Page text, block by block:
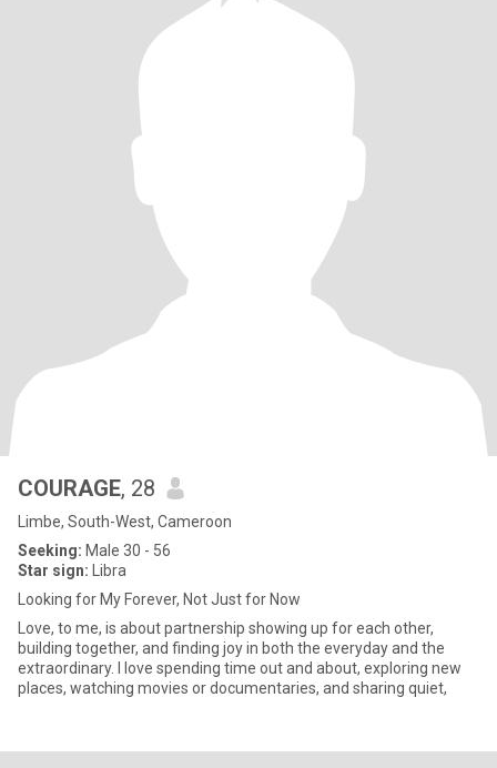
COURAGE, 28
Limbe, South-West, Cameroon
Seeking: Male 30 - 56
Star sign: Libra
Looking for My Forever, Not Just for Now
Love, to me, is about partnership showing up for each other,
building together, and finding joy in both the everyday and the
extraordinary. I love spending time out and about, exploring new
places, watching movies or documentaries, and sharing quiet,